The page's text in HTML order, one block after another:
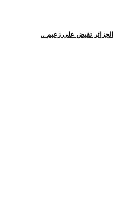
تقبض على زعيم